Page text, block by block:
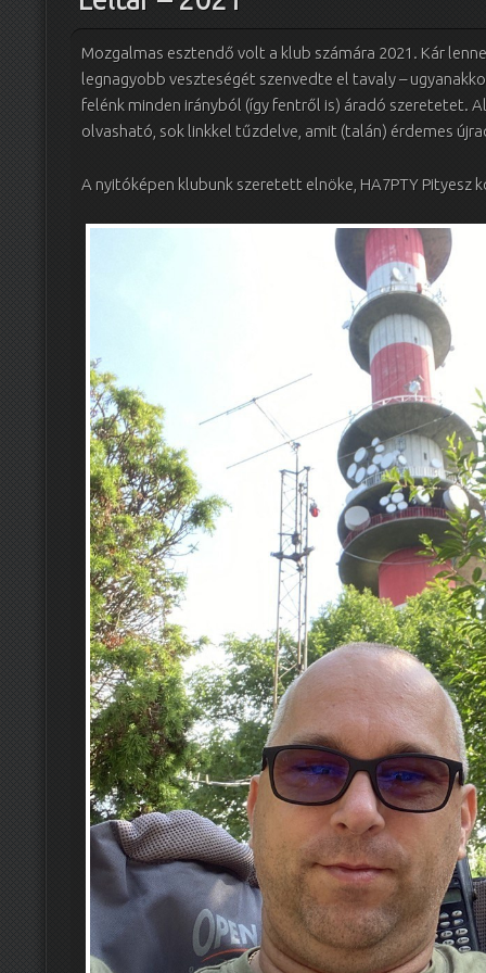
Mozgalmas esztendő volt a klub számára 2021. Kár
legnagyobb veszteségét szenvedte el tavaly –
felénk minden irányból (így fentről is) áradó szeretetet.
olvasható, sok linkkel tűzdelve, amit (talán) érdemes
A nyitóképen klubunk szeretett elnöke, HA7PTY